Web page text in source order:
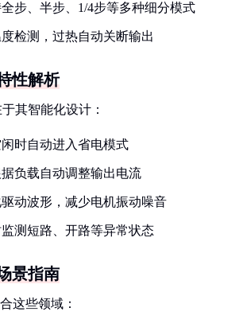
全步、半步、1/4步等多种细分模式
度检测，过热自动关断输出
性解析
其智能化设计：
时自动进入省电模式
据负载自动调整输出电流
驱动波形，减少电机振动噪音
监测短路、开路等异常状态
景指南
这些领域：